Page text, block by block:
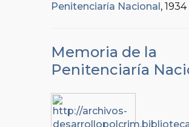
Penitenciaría Nacional , 1934
Memoria de la
Penitenciaría